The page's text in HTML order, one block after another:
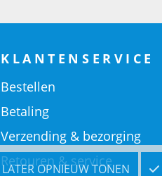
LATER OPNIEUW TONEN
KLANTENSERVICE
Bestellen
Betaling
Verzending & bezorging
Retouren & service